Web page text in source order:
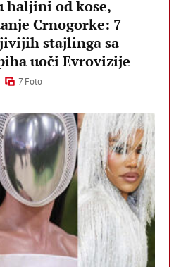
haljini od kose,
Crnogorke: 7
stajlinga sa
uoči Evrovizije
7 Foto